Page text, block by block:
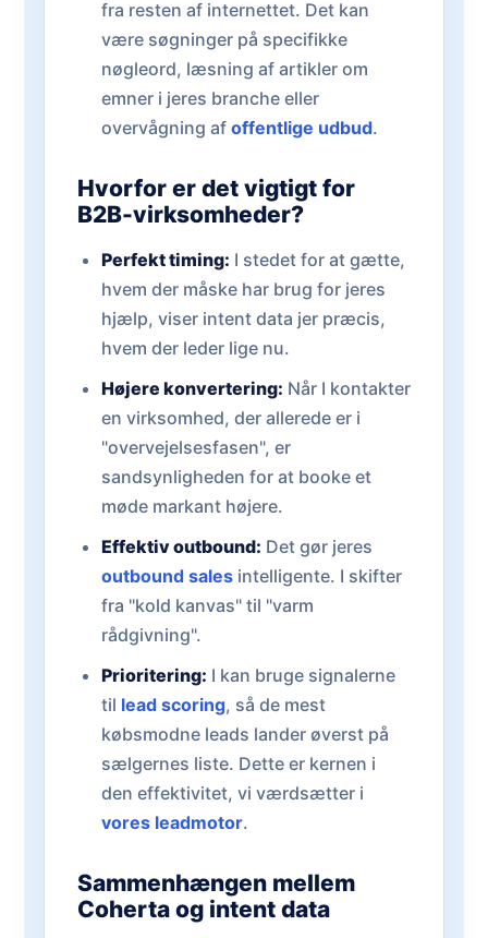
fra resten af internettet. Det kan
være søgninger på specifikke
nøgleord, læsning af artikler om
emner i jeres branche eller
overvågning af offentlige udbud.
Hvorfor er det vigtigt for
B2B-virksomheder?
Perfekt timing: I stedet for at gætte,
hvem der måske har brug for jeres
hjælp, viser intent data jer præcis,
hvem der leder lige nu.
Højere konvertering: Når I kontakter
en virksomhed, der allerede er i
"overvejelsesfasen", er
sandsynligheden for at booke et
møde markant højere.
Effektiv outbound: Det gør jeres
outbound salesintelligente. I skifter
fra "kold kanvas" til "varm
rådgivning".
Prioritering: I kan bruge signalerne
til lead scoring, så de mest
købsmodne leads lander øverst på
sælgernes liste. Dette er kernen i
den effektivitet, vi værdsætter i
vores leadmotor.
Sammenhængen mellem
Coherta og intent data